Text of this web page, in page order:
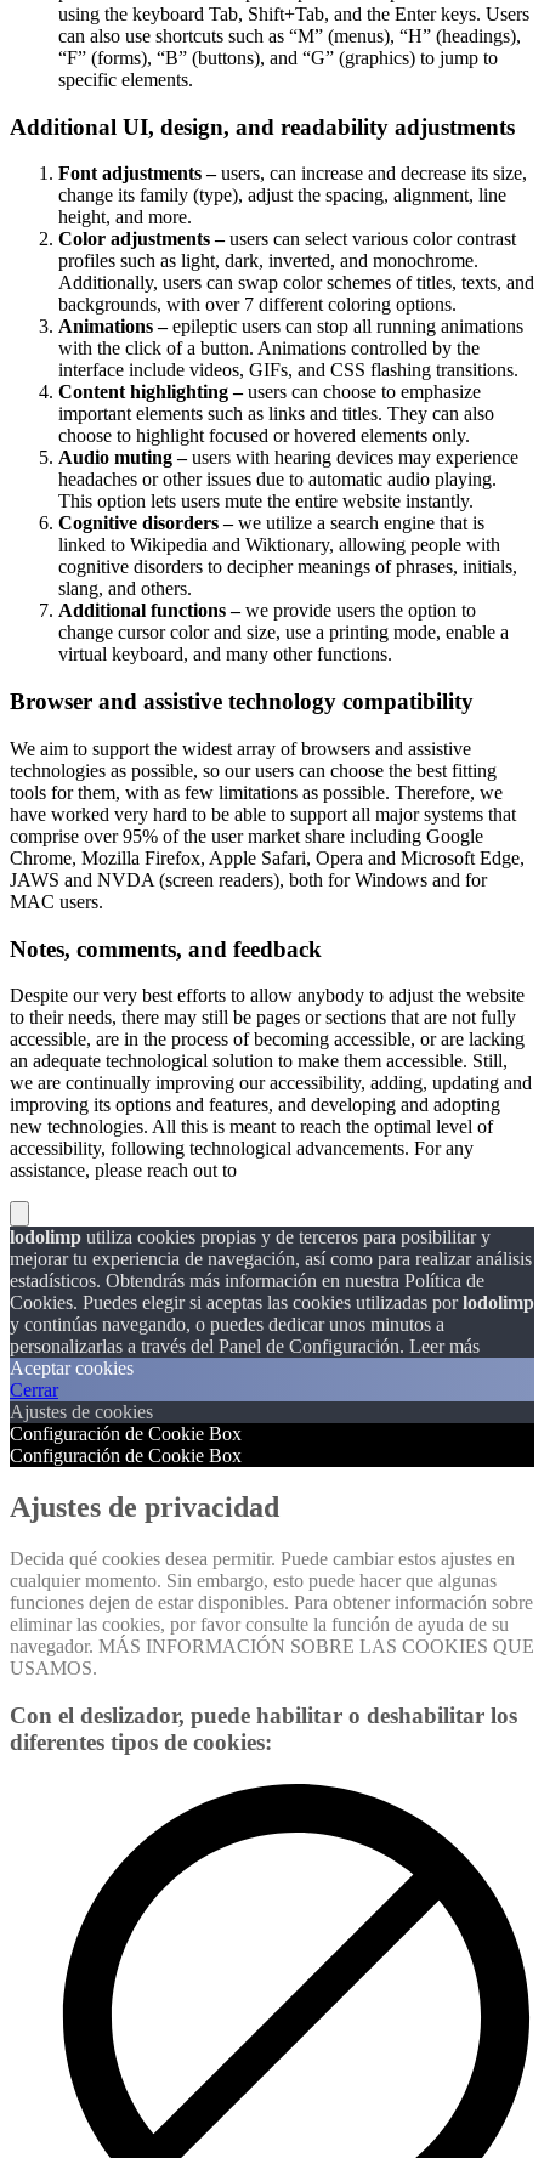
using the keyboard Tab, Shift+Tab, and the Enter keys. Users
can also use shortcuts such as “M” (menus), “H” (headings),
“F” (forms), “B” (buttons), and “G” (graphics) to jump to
specific elements.
Additional UI, design, and readability adjustments
Font adjustments –users, can increase and decrease its size,
change its family (type), adjust the spacing, alignment, line
height, and more.
Color adjustments –users can select various color contrast
profiles such as light, dark, inverted, and monochrome.
Additionally, users can swap color schemes of titles, texts, and
backgrounds, with over 7 different coloring options.
Animations –epileptic users can stop all running animations
with the click of a button. Animations controlled by the
interface include videos, GIFs, and CSS flashing transitions.
Content highlighting –users can choose to emphasize
important elements such as links and titles. They can also
choose to highlight focused or hovered elements only.
Audio muting –users with hearing devices may experience
headaches or other issues due to automatic audio playing.
This option lets users mute the entire website instantly.
Cognitive disorders –we utilize a search engine that is
linked to Wikipedia and Wiktionary, allowing people with
cognitive disorders to decipher meanings of phrases, initials,
slang, and others.
Additional functions –we provide users the option to
change cursor color and size, use a printing mode, enable a
virtual keyboard, and many other functions.
Browser and assistive technology compatibility
We aim to support the widest array of browsers and assistive
technologies as possible, so our users can choose the best fitting
tools for them, with as few limitations as possible. Therefore, we
have worked very hard to be able to support all major systems that
comprise over 95% of the user market share including Google
Chrome, Mozilla Firefox, Apple Safari, Opera and Microsoft Edge,
JAWS and NVDA (screen readers), both for Windows and for
MAC users.
Notes, comments, and feedback
Despite our very best efforts to allow anybody to adjust the website
to their needs, there may still be pages or sections that are not fully
accessible, are in the process of becoming accessible, or are lacking
an adequate technological solution to make them accessible. Still,
we are continually improving our accessibility, adding, updating and
improving its options and features, and developing and adopting
new technologies. All this is meant to reach the optimal level of
accessibility, following technological advancements. For any
assistance, please reach out to
lodolimp utiliza cookies propias y de terceros para posibilitar y
mejorar tu experiencia de navegación, así como para realizar análisis
estadísticos. Obtendrás más información en nuestra Política de
Cookies. Puedes elegir si aceptas las cookies utilizadas porlodolimp
y continúas navegando, o puedes dedicar unos minutos a
personalizarlas a través del Panel de Configuración. Leer más
Aceptar cookies
Cerrar
Ajustes de cookies
Configuración de Cookie Box
Configuración de Cookie Box
Ajustes de privacidad
Decida qué cookies desea permitir. Puede cambiar estos ajustes en
cualquier momento. Sin embargo, esto puede hacer que algunas
funciones dejen de estar disponibles. Para obtener información sobre
eliminar las cookies, por favor consulte la función de ayuda de su
navegador. MÁS INFORMACIÓN SOBRE LAS COOKIES QUE
USAMOS.
Con el deslizador, puede habilitar o deshabilitar los
diferentes tipos de cookies: